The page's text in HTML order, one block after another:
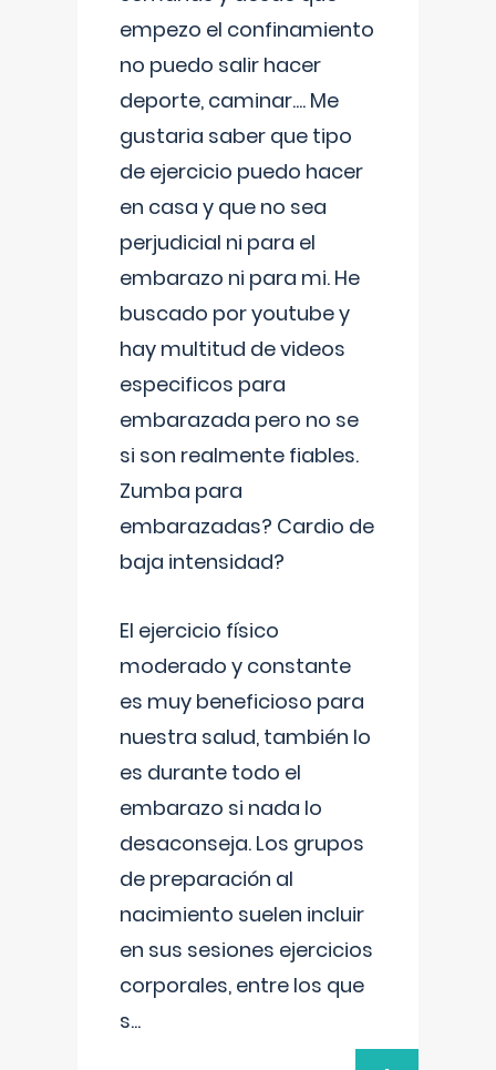
empezo el confinamiento
no puedo salir hacer
deporte, caminar.... Me
gustaria saber que tipo
de ejercicio puedo hacer
en casa y que no sea
perjudicial ni para el
embarazo ni para mi. He
buscado por youtube y
hay multitud de videos
especificos para
embarazada pero no se
si son realmente fiables.
Zumba para
embarazadas? Cardio de
baja intensidad?
El ejercicio físico
moderado y constante
es muy beneficioso para
nuestra salud, también lo
es durante todo el
embarazo si nada lo
desaconseja. Los grupos
de preparación al
nacimiento suelen incluir
en sus sesiones ejercicios
corporales, entre los que
s...